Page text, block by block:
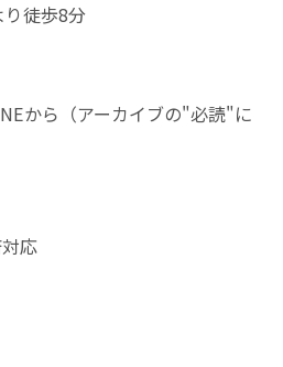
徒歩8分
から（アーカイブの"必読"に
応